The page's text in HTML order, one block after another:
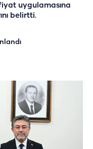
uygulamasına
belirtti.